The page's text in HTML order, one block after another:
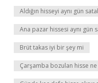
Aldığın hisseyi aynı gün
Ana pazar hissesi aynı gün
Brüt takas iyi bir şey mi
Çarşamba bozulan hisse